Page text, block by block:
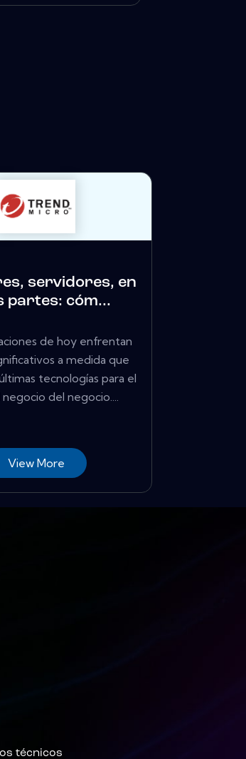
servidores, en
partes: cóm...
de hoy enfrentan
a medida que
tecnologías para el
del negocio....
View More
técnicos